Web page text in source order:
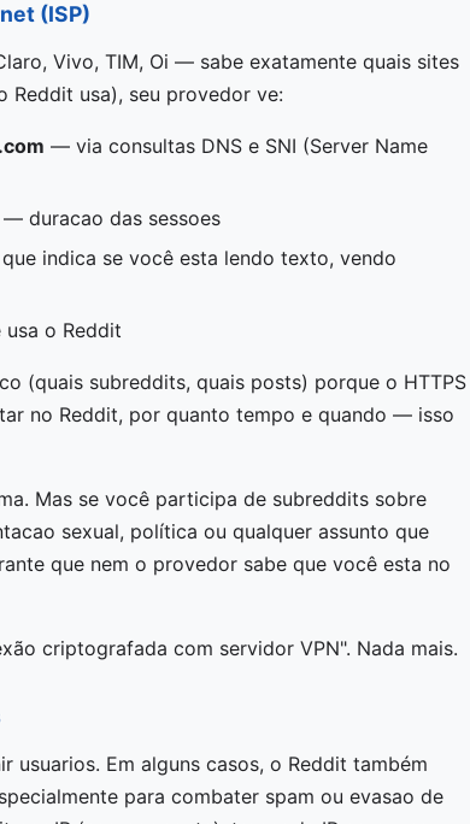
(ISP)
Vivo, TIM, Oi — sabe exatamente quais sites
Reddit usa), seu provedor ve:
— via consultas DNS e SNI (Server Name
— duracao das sessoes
indica se você esta lendo texto, vendo
o Reddit
(quais subreddits, quais posts) porque o HTTPS
no Reddit, por quanto tempo e quando — isso
Mas se você participa de subreddits sobre
sexual, política ou qualquer assunto que
que nem o provedor sabe que você esta no
criptografada com servidor VPN". Nada mais.
usuarios. Em alguns casos, o Reddit também
para combater spam ou evasao de